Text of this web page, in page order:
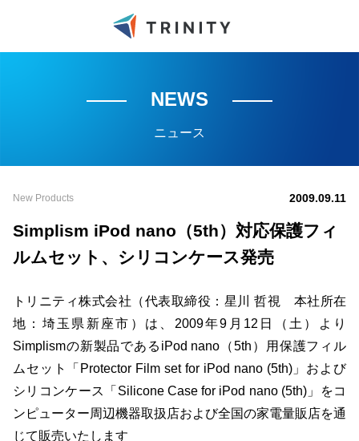
NEWS
ニュース
New Products 2009.09.11
Simplism iPod nano（5th）対応保護フィ
ルムセット、シリコンケース発売
トリニティ株式会社（代表取締役：星川 哲視 本社所在
地：埼玉県新座市）は、2009年9月12日（土）より
Simplismの新製品であるiPod nano（5th）用保護フィル
ムセット「Protector Film set for iPod nano (5th)」および
シリコンケース「Silicone Case for iPod nano (5th)」をコ
ンピューター周辺機器取扱店および全国の家電量販店を通
じて販売いたします